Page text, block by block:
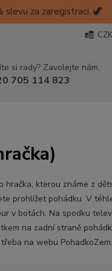
slevu za zaregistraci. 🦖
si rady? Zavolejte nám.
705 114 823
hračka, kterou známe z
prohlížet pohádku. V
v botách. Na spodku
na zadní straně
na webu